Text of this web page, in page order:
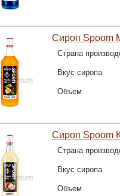
Сироп Spoom
Страна
Вкус сиропа
Объем
Сироп Spoom
Страна
Вкус сиропа
Объем